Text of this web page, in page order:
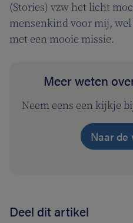
(Stories) vzw het licht
mensenkind voor mij,
met een mooie missie.
Meer weten
Neem eens een kijkje
Naar de
Deel dit artikel